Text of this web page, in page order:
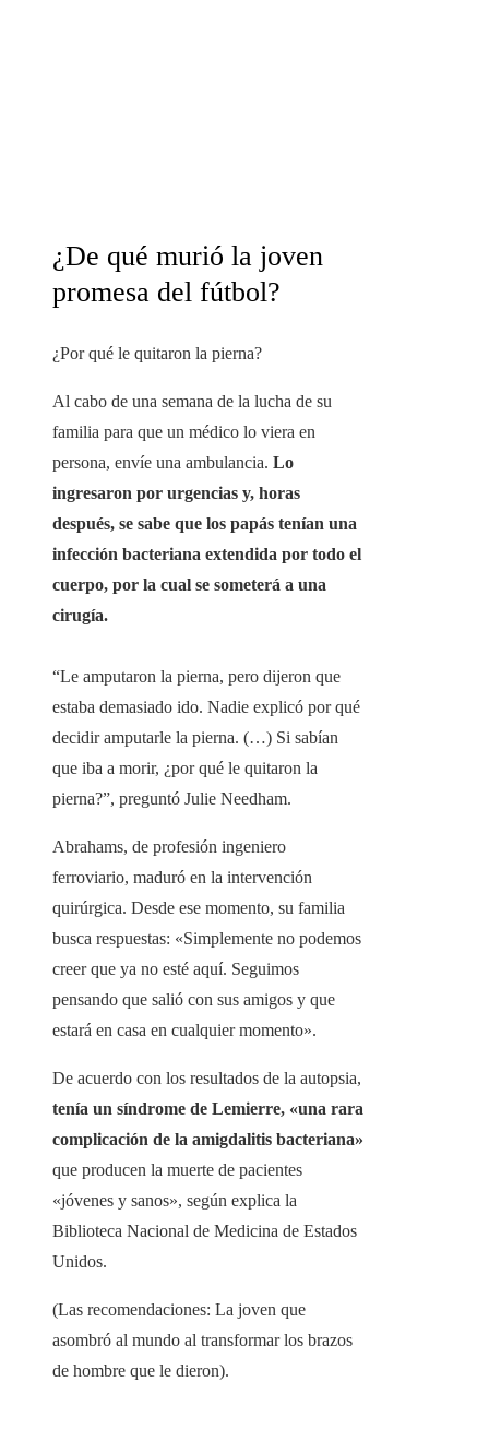
¿De qué murió la joven
promesa del fútbol?
¿Por qué le quitaron la pierna?
Al cabo de una semana de la lucha de su
familia para que un médico lo viera en
persona, envíe una ambulancia. Lo
ingresaron por urgencias y, horas
después, se sabe que los papás tenían una
infección bacteriana extendida por todo el
cuerpo, por la cual se someterá a una
cirugía.
“Le amputaron la pierna, pero dijeron que
estaba demasiado ido. Nadie explicó por qué
decidir amputarle la pierna. (…) Si sabían
que iba a morir, ¿por qué le quitaron la
pierna?”, preguntó Julie Needham.
Abrahams, de profesión ingeniero
ferroviario, maduró en la intervención
quirúrgica. Desde ese momento, su familia
busca respuestas: «Simplemente no podemos
creer que ya no esté aquí. Seguimos
pensando que salió con sus amigos y que
estará en casa en cualquier momento».
De acuerdo con los resultados de la autopsia,
tenía un síndrome de Lemierre, «una rara
complicación de la amigdalitis bacteriana»
que producen la muerte de pacientes
«jóvenes y sanos», según explica la
Biblioteca Nacional de Medicina de Estados
Unidos.
(Las recomendaciones: La joven que
asombró al mundo al transformar los brazos
de hombre que le dieron).